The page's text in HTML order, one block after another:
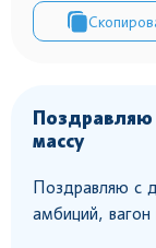
массу
Поздравляю с
амбиций,